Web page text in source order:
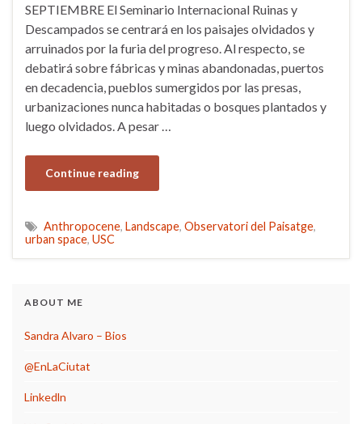
SEPTIEMBRE El Seminario Internacional Ruinas y
Descampados se centrará en los paisajes olvidados y
arruinados por la furia del progreso. Al respecto, se
debatirá sobre fábricas y minas abandonadas, puertos
en decadencia, pueblos sumergidos por las presas,
urbanizaciones nunca habitadas o bosques plantados y
luego olvidados. A pesar …
Continue reading
Anthropocene, Landscape, Observatori del Paisatge,
urban space, USC
ABOUT ME
Sandra Alvaro – Bios
@EnLaCiutat
Linkedln